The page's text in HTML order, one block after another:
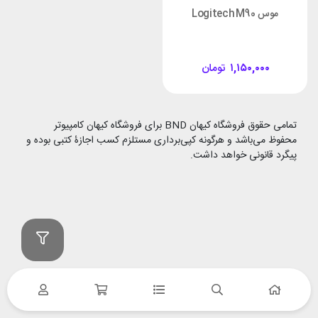
موس Logitech M90
تومان ۱,۱۵۰,۰۰۰
تمامی حقوق فروشگاه کیهان BND برای فروشگاه کیهان کامپیوتر
محفوظ می‌باشد و هرگونه کپی‌برداری مستلزم کسب اجازۀ کتبی بوده و
پیگرد قانونی خواهد داشت.